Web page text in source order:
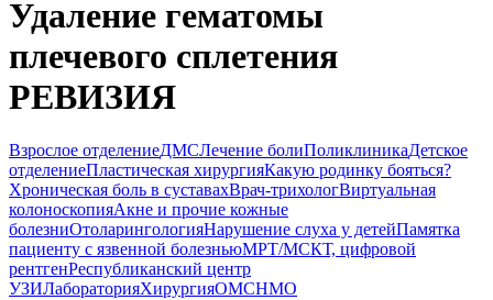
Удаление гематомы
плечевого сплетения
РЕВИЗИЯ
Взрослое отделениеДМСЛечение болиПоликлиникаДетское
отделениеПластическая хирургияКакую родинку бояться?
Хроническая боль в суставахВрач-трихологВиртуальная
колоноскопияАкне и прочие кожные
болезниОтоларингологияНарушение слуха у детейПамятка
пациенту с язвенной болезньюМРТ/МСКТ, цифровой
рентгенРеспубликанский центр
УЗИЛабораторияХирургияОМСНМО